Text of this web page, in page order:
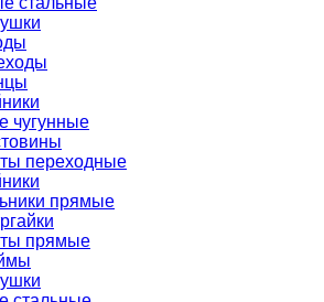
чугунные
переходные
прямые
прямые